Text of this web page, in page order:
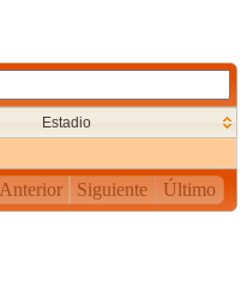
Estadio
Anterior Siguiente Último